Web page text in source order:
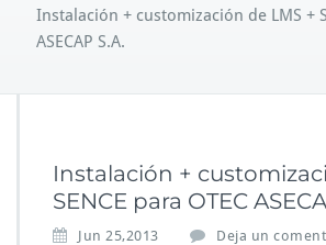
Instalación + customización de LMS +
ASECAP S.A.
Instalación +
SENCE para OTEC
Jun 25,2013 Deja un